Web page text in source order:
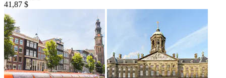
41,87 $